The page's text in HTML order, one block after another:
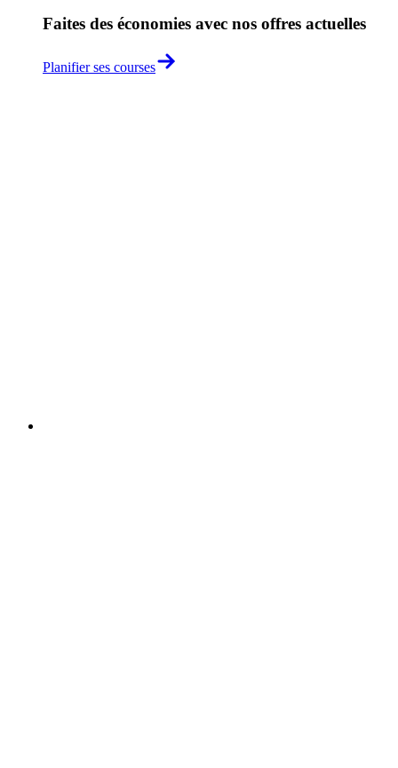
Faites des économies avec nos offres actuelles
Planifier ses courses